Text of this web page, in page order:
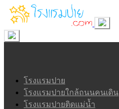
โรงแรมปาย
โรงแรมปายใกล้ถนนคนเดิน
โรงแรมปายติดแม่น้ำ